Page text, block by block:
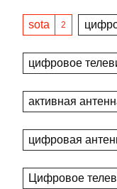
sota 2
цифровое
активная
цифровая
Цифровое